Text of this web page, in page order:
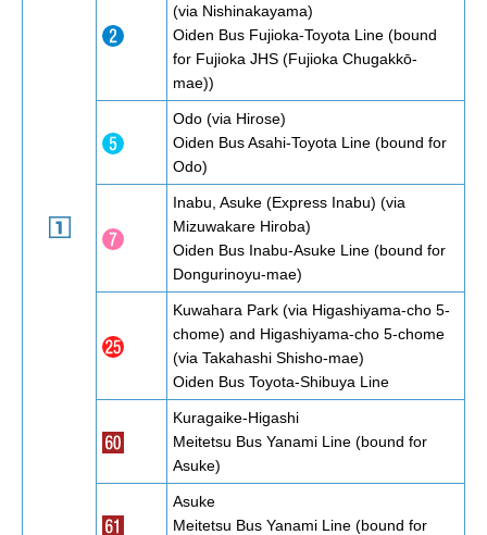
(via Nishinakayama)
Oiden Bus Fujioka-Toyota Line (bound
for Fujioka JHS (Fujioka Chugakkō-
mae))
Odo (via Hirose)
Oiden Bus Asahi-Toyota Line (bound for
Odo)
Inabu, Asuke (Express Inabu) (via
Mizuwakare Hiroba)
Oiden Bus Inabu-Asuke Line (bound for
Dongurinoyu-mae)
Kuwahara Park (via Higashiyama-cho 5-
chome) and Higashiyama-cho 5-chome
(via Takahashi Shisho-mae)
Oiden Bus Toyota-Shibuya Line
Kuragaike-Higashi
Meitetsu Bus Yanami Line (bound for
Asuke)
Asuke
Meitetsu Bus Yanami Line (bound for